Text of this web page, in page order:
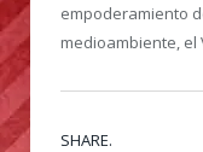
empoderamiento
medioambiente, el
SHARE.